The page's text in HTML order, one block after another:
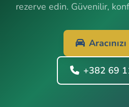
rezerve edin. Güvenilir,
+382 69